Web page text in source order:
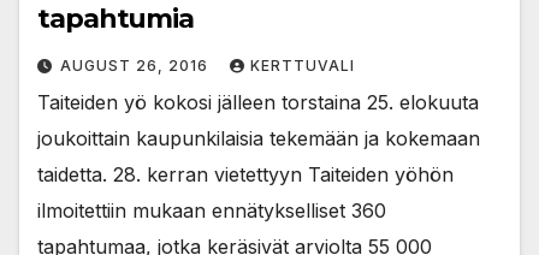
tapahtumia
AUGUST 26, 2016 KERTTUVALI
Taiteiden yö kokosi jälleen torstaina 25. elokuuta
joukoittain kaupunkilaisia tekemään ja kokemaan
taidetta. 28. kerran vietettyyn Taiteiden yöhön
ilmoitettiin mukaan ennätykselliset 360
tapahtumaa, jotka keräsivät arviolta 55 000